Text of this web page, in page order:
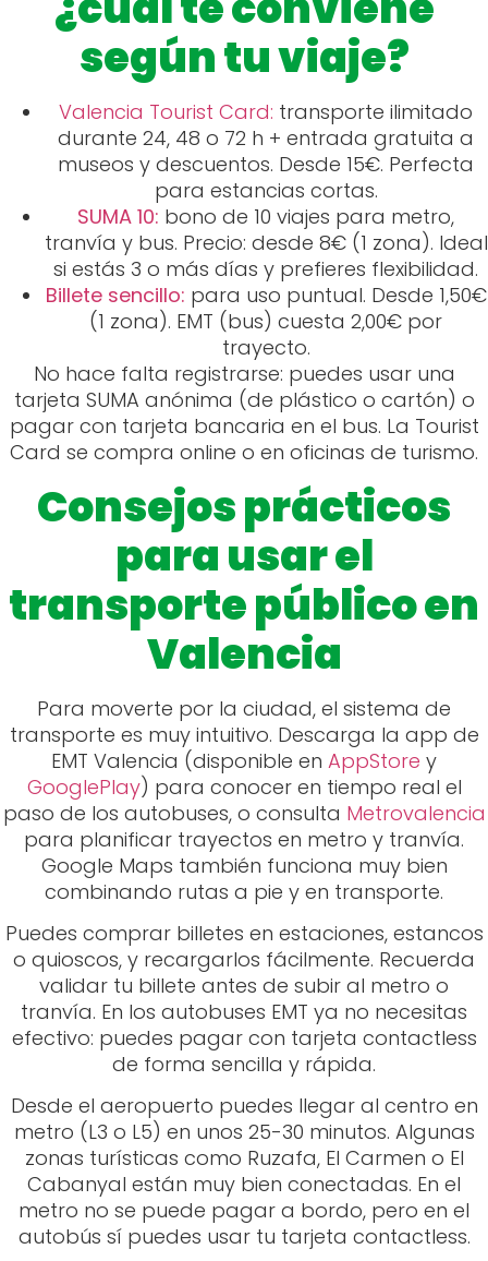
según tu viaje?
Valencia Tourist Card: transporte ilimitado
durante 24, 48 o 72 h + entrada gratuita a
museos y descuentos. Desde 15€. Perfecta
para estancias cortas.
SUMA 10: bono de 10 viajes para metro,
tranvía y bus. Precio: desde 8€ (1 zona). Ideal
si estás 3 o más días y prefieres flexibilidad.
Billete sencillo: para uso puntual. Desde 1,50€
(1 zona). EMT (bus) cuesta 2,00€ por
trayecto.
No hace falta registrarse: puedes usar una
tarjeta SUMA anónima (de plástico o cartón) o
pagar con tarjeta bancaria en el bus. La Tourist
Card se compra online o en oficinas de turismo.
Consejos prácticos
para usar el
transporte público en
Valencia
Para moverte por la ciudad, el sistema de
transporte es muy intuitivo. Descarga la app de
EMT Valencia (disponible en AppStore y
GooglePlay) para conocer en tiempo real el
paso de los autobuses, o consulta Metrovalencia
para planificar trayectos en metro y tranvía.
Google Maps también funciona muy bien
combinando rutas a pie y en transporte.
Puedes comprar billetes en estaciones, estancos
o quioscos, y recargarlos fácilmente. Recuerda
validar tu billete antes de subir al metro o
tranvía. En los autobuses EMT ya no necesitas
efectivo: puedes pagar con tarjeta contactless
de forma sencilla y rápida.
Desde el aeropuerto puedes llegar al centro en
metro (L3 o L5) en unos 25-30 minutos. Algunas
zonas turísticas como Ruzafa, El Carmen o El
Cabanyal están muy bien conectadas. En el
metro no se puede pagar a bordo, pero en el
autobús sí puedes usar tu tarjeta contactless.